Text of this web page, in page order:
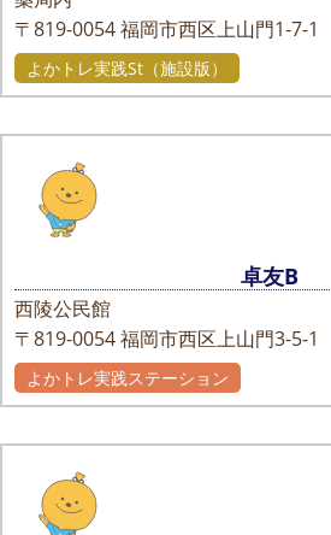
〒819-0054福岡市西区上山門1-7-1
よかトレ実践St（施設版）
卓友B
西陵公民館
〒819-0054福岡市西区上山門3-5-1
よかトレ実践ステーション